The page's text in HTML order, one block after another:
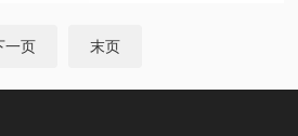
一页 末页